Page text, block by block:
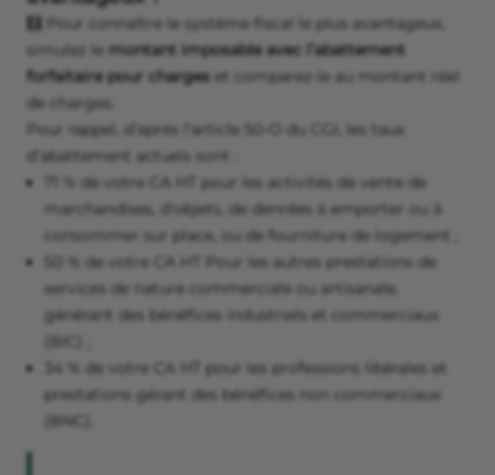
🧮 Pour connaître le système fiscal le plus avantageux,
simulez le montant imposable avec l’abattement
forfaitaire pour charges et comparez-le au montant réel
de charges.
Pour rappel, d’après l’article 50-O du CGI, les taux
d’abattement actuels sont :
71 % de votre CA HT pour les activités de vente de
marchandises, d'objets, de denrées à emporter ou à
consommer sur place, ou de fourniture de logement ;
50 % de votre CA HT Pour les autres prestations de
services de nature commerciale ou artisanale,
générant des bénéfices industriels et commerciaux
(BIC) ;
34 % de votre CA HT pour les professions libérales et
prestations gérant des bénéfices non commerciaux
(BNC).